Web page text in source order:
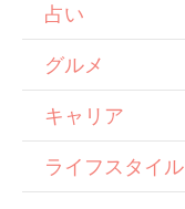
占い
グルメ
キャリア
ライフスタイル